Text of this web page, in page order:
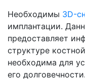
Необходимы 3D-
имплантации.
предоставляет
структуре
необходима для
его